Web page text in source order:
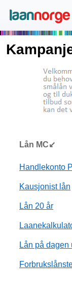
Lån MC↙
Handlekonto
Kausjonist lån
Lån 20 år
Lån på dagen